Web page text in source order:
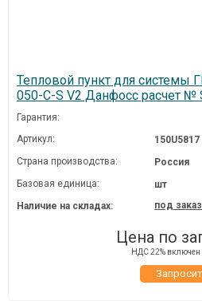
Тепловой пункт для системы
050-C-S V2 Данфосс расчет №
Гарантия:
Артикул:
150U5817
Страна производства:
Россия
Базовая единица:
шт
Наличие на складах:
под заказ
Цена по
НДС 22% включен